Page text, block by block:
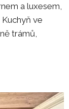
a luxesem,
ve
trámů,